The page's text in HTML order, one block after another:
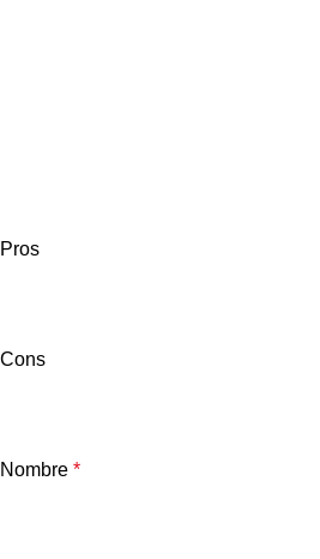
Pros
Cons
Nombre *